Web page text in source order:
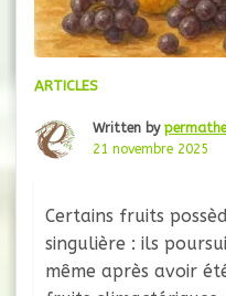
ARTICLES
Written by
21 novembre 2025
Certains fruits
singulière : ils
même après avoir